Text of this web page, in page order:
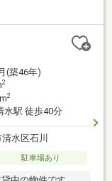
(築46年)
2
2
水駅 徒歩40分
水区石川
駐車場あり